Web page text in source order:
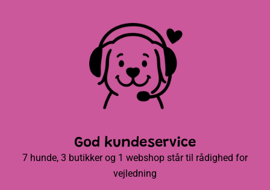
God kundeservice
7 hunde, 3 butikker og 1 webshop står til rådighed for
vejledning